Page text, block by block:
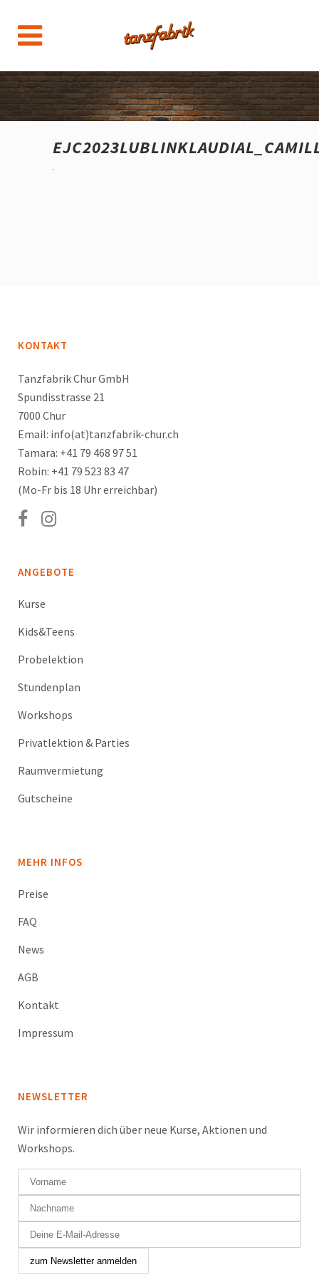
KONTAKT
Tanzfabrik Chur GmbH
Spundisstrasse 21
7000 Chur
Email: info(at)tanzfabrik-chur.ch
Tamara: +41 79 468 97 51
Robin: +41 79 523 83 47
(Mo-Fr bis 18 Uhr erreichbar)
ANGEBOTE
Kurse
Kids&Teens
Probelektion
Stundenplan
Workshops
Privatlektion & Parties
Raumvermietung
Gutscheine
MEHR INFOS
Preise
FAQ
News
AGB
Kontakt
Impressum
NEWSLETTER
Wir informieren dich über neue Kurse, Aktionen und
Workshops.